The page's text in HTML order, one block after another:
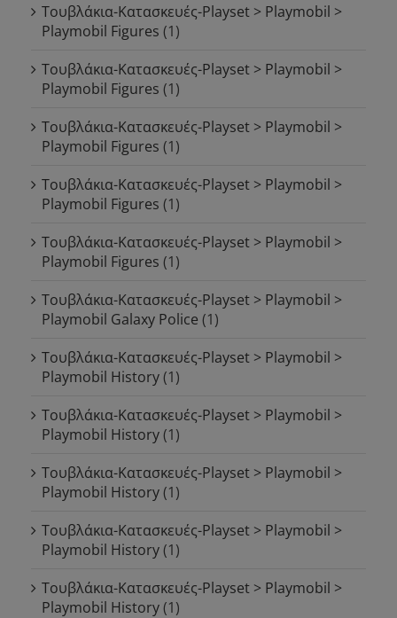
Τουβλάκια-Κατασκευές-Playset > Playmobil >
Playmobil Figures (1)
Τουβλάκια-Κατασκευές-Playset > Playmobil >
Playmobil Figures (1)
Τουβλάκια-Κατασκευές-Playset > Playmobil >
Playmobil Figures (1)
Τουβλάκια-Κατασκευές-Playset > Playmobil >
Playmobil Figures (1)
Τουβλάκια-Κατασκευές-Playset > Playmobil >
Playmobil Figures (1)
Τουβλάκια-Κατασκευές-Playset > Playmobil >
Playmobil Galaxy Police (1)
Τουβλάκια-Κατασκευές-Playset > Playmobil >
Playmobil History(1)
Τουβλάκια-Κατασκευές-Playset > Playmobil >
Playmobil History(1)
Τουβλάκια-Κατασκευές-Playset > Playmobil >
Playmobil History(1)
Τουβλάκια-Κατασκευές-Playset > Playmobil >
Playmobil History(1)
Τουβλάκια-Κατασκευές-Playset > Playmobil >
Playmobil History(1)